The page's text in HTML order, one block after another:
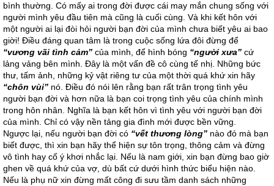
bình thường. Có mấy ai trong đời được cái may mắn chung sống với
người mình yêu đầu tiên mà cũng là cuối cùng. Và khi kết hôn với
một người ai lại đòi hỏi người bạn đời của mình chưa biết yêu ai bao
giời! Điều đáng quan tâm là trong cuộc sống lứa đôi đừng để
“vương vãi tình cảm” của mình, để hình bóng “người xưa” cứ
lảng vảng bên mình. Đây là một vấn đề cô cùng tế nhị. Những bức
thư, tấm ảnh, những kỷ vật riêng tư của một thời quá khứ xin hãy
“chôn vùi” nó. Điều đó nói lên rằng bạn rất trân trọng tình yêu
người bạn đời và hơn nữa là bạn coi trọng tình yêu của chính mình
trong hôn nhân. Nghĩa là bạn kết hôn vì tình yêu với người bạn đời
của mình. Chỉ có vậy nền tảng gia đình mới được bền vững.
Ngược lại, nếu người bạn đời có “vết thương lòng” nào đó mà bạn
biết được, thì xin bạn hãy thể hiện sự tôn trọng, thông cảm và đừng
vô tình hay cố ý khơi nhắc lại. Nếu là nam giới, xin bạn đừng bao giờ
ghen về quá khứ của vợ, dù bất cứ dưới hình thức biểu hiện nào.
Nếu là phụ nữ xin đừng mất công đi sưu tầm danh sách những